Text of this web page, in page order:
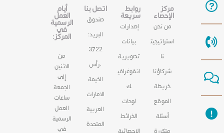
مركز
الإحصاء
من نحن
استراتيجيت
نا
شركاؤنا
خريطة
الموقع
أسئلة
متكررة
روابط
سريعة
إصدارات
بيانات
تصويرية
انفوغرافي
ك
لوحات
الخرائط
الإحصائية
اتصل بنا
صندوق
البريد:
3722
،رأس
الخيمة
الامارات
العربية
المتحدة
أيام
العمل
الرسمية
في
المركز:
من
الاثنين
إلى
الجمعة
ساعات
العمل
الرسمية
في